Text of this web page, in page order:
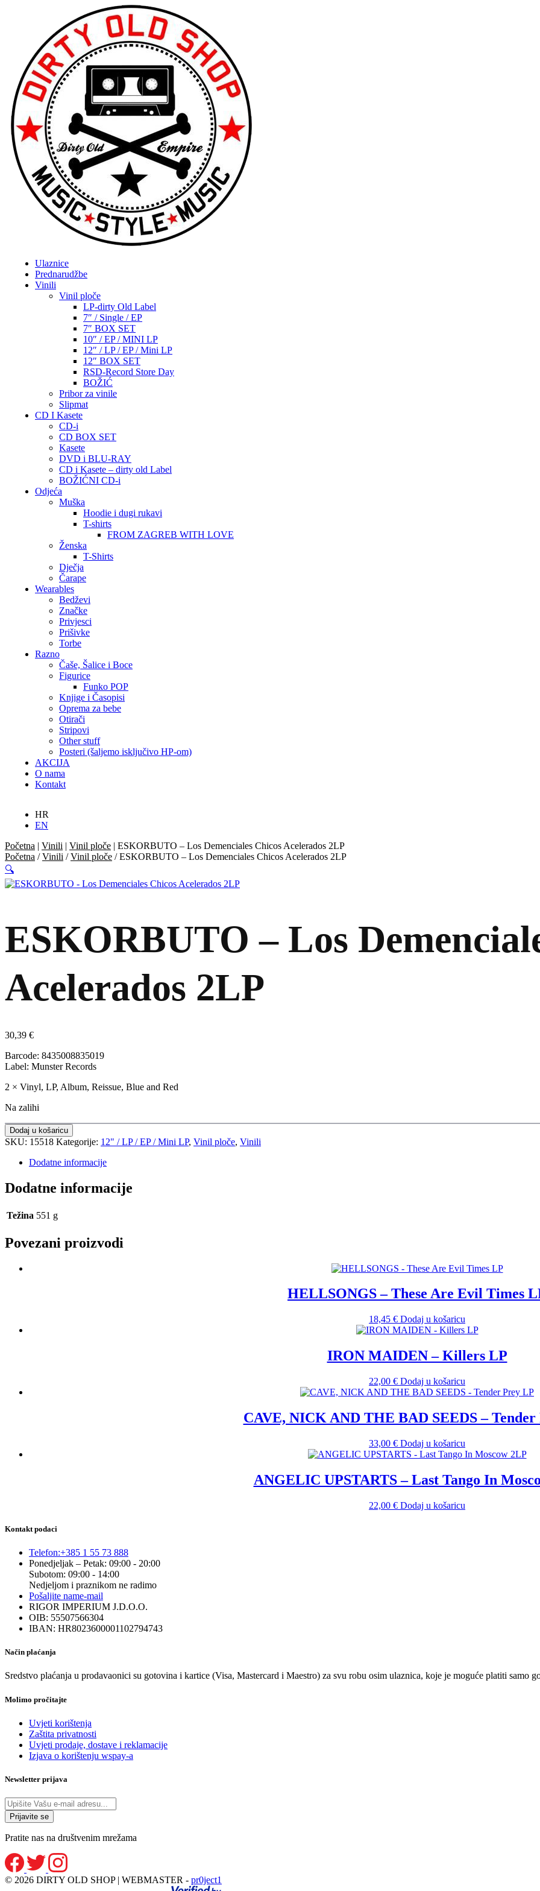
Ulaznice
Prednarudžbe
Vinili
Vinil ploče
LP-dirty Old Label
7″ / Single / EP
7″ BOX SET
10″ / EP / MINI LP
12″ / LP / EP / Mini LP
12″ BOX SET
RSD-Record Store Day
BOŽIĆ
Pribor za vinile
Slipmat
CD I Kasete
CD-i
CD BOX SET
Kasete
DVD i BLU-RAY
CD i Kasete – dirty old Label
BOŽIĆNI CD-i
Odjeća
Muška
Hoodie i dugi rukavi
T-shirts
FROM ZAGREB WITH LOVE
Ženska
T-Shirts
Dječja
Čarape
Wearables
Bedževi
Značke
Privjesci
Prišivke
Torbe
Razno
Čaše, Šalice i Boce
Figurice
Funko POP
Knjige i Časopisi
Oprema za bebe
Otirači
Stripovi
Other stuff
Posteri (šaljemo isključivo HP-om)
AKCIJA
O nama
Kontakt
HR
EN
Početna | Vinili | Vinil ploče | ESKORBUTO – Los Demenciales Chicos Acelerados 2LP
Početna /Vinili /Vinil ploče / ESKORBUTO – Los Demenciales Chicos Acelerados 2LP
🔍
ESKORBUTO – Los
Acelerados 2LP
30,39 €
Barcode: 8435008835019
Label: Munster Records
2 × Vinyl, LP, Album, Reissue, Blue and Red
Na zalihi
Dodaj u košaricu
SKU: 15518 Kategorije: 12" / LP / EP / Mini LP, Vinil ploče, Vinili
Dodatne informacije
Dodatne informacije
Težina 551 g
Povezani proizvodi
HELLSONGS – These Are Evil Times
18,45 € Dodaj u košaricu
IRON MAIDEN – Killers LP
22,00 € Dodaj u košaricu
CAVE, NICK AND THE BAD SEEDS –
33,00 € Dodaj u košaricu
ANGELIC UPSTARTS – Last Tango In
22,00 € Dodaj u košaricu
Kontakt podaci
Telefon:+385 1 55 73 888
Ponedjeljak – Petak: 09:00 - 20:00
Subotom: 09:00 - 14:00
Nedjeljom i praznikom ne radimo
Pošaljite name-mail
RIGOR IMPERIUM J.D.O.O.
OIB: 55507566304
IBAN: HR8023600001102794743
Način plaćanja
Sredstvo plaćanja u prodavaonici su gotovina i kartice (Visa, Mastercard i Maestro) za svu robu osim ulaznica, koje je moguće platiti samo
Molimo pročitajte
Uvjeti korištenja
Zaštita privatnosti
Uvjeti prodaje, dostave i reklamacije
Izjava o korištenju wspay-a
Newsletter prijava
Pratite nas na društvenim mrežama
© 2026 DIRTY OLD SHOP | WEBMASTER - pr0ject1